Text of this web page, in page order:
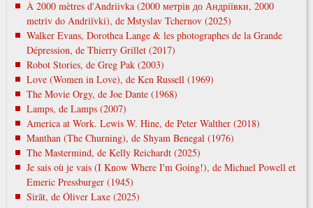
À 2000 mètres d'Andriivka (2000 метрів до Андріївки, 2000
metrіv do Andrіїvki), de Mstyslav Tchernov (2025)
Walker Evans, Dorothea Lange & les photographes de la Grande
Dépression, de Thierry Grillet (2017)
Robot Stories, de Greg Pak (2003)
Love (Women in Love), de Ken Russell (1969)
The Movie Orgy, de Joe Dante (1968)
Lamps, de Lamps (2007)
America at Work. Lewis W. Hine, de Peter Walther (2018)
Manthan (The Churning), de Shyam Benegal (1976)
The Mastermind, de Kelly Reichardt (2025)
Je sais où je vais (I Know Where I'm Going!), de Michael Powell et
Emeric Pressburger (1945)
Sirāt, de Óliver Laxe (2025)